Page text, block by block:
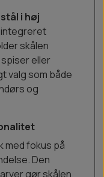
i høj
integreret
skålen
spiser eller
valg som både
og
med fokus på
Den
gør skålen